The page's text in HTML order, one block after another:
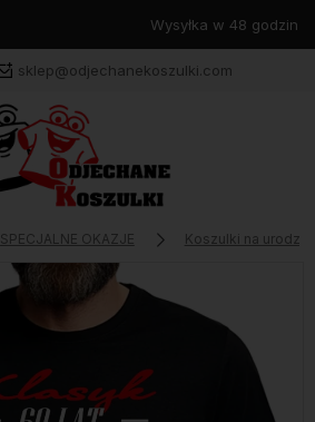
sklep@odjechanekoszulki.com
SPECJALNE OKAZJE Koszulki na